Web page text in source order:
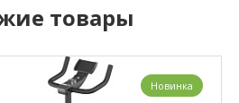
товары
Новинка